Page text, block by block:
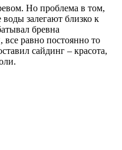
Но проблема в том,
залегают близко к
бревна
равно постоянно то
сайдинг – красота,